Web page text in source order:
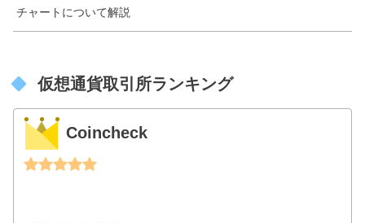
チャートについて解説
仮想通貨取引所ランキング
Coincheck